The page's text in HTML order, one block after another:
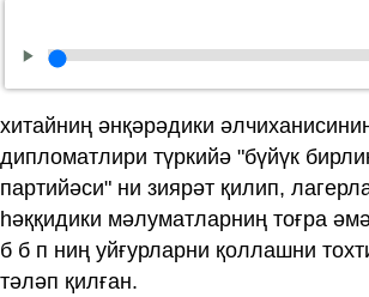
хитайниң әнқәрәдики
дипломатлири түркийә "бүйүк
партийәси" ни зиярәт қилип,
һәққидики мәлуматларниң тоғра
б б п ниң уйғурларни қоллашни
тәләп қилған.